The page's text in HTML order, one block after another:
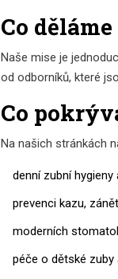
Co děláme
Naše mise je
od odborníků, které
Co
Na našich stránkách
denní zubní
prevenci kazu,
moderních
péče o dětské zuby